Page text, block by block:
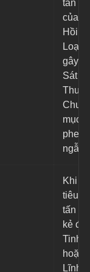
tấn
của
Hồi
gây
Sát
mục
phe
ngẫu
Khi
tiêu
tấn
kẻ
Tinh
hoặc
Lĩnh